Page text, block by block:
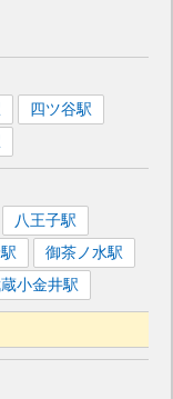
四ツ谷駅
八王子駅
駅 御茶ノ水駅
小金井駅